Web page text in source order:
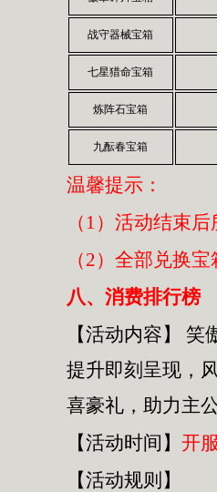
战守器械宝箱
七星猎命宝箱
炼阵石宝箱
九酝春宝箱
温馨提示：
（1）活动结束
（2）全部兑换
八、消费排行榜
【活动内容】
笑
提升即刻呈现，
喜豪礼，助力主
【活动时间】 开
【活动规则】